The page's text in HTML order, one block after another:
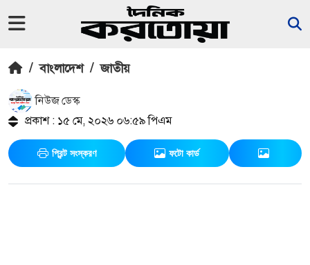
/ বাংলাদেশ / জাতীয়
নিউজ ডেস্ক
প্রকাশ : ১৫ মে, ২০২৬ ০৬:৫৯ পিএম
প্রিন্ট সংস্করণ ফটো কার্ড